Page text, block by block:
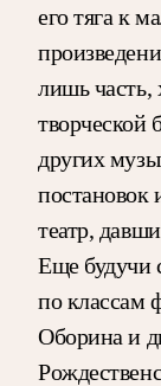
его тяга к
лишь часть,
творческой
других
постановок
театр,
Еще будучи
по классам
Оборина и